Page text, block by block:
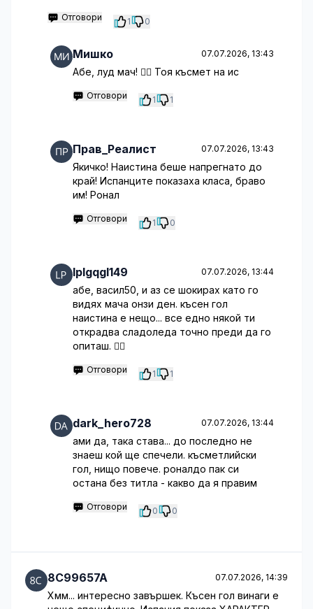
Отговори 1 0
Мишко 07.07.2026, 13:43
Абе, луд мач! 🤦‍♀️ Тоя късмет на ис
Отговори 1 1
Прав_Реалист 07.07.2026, 13:43
Якичко! Наистина беше напрегнато до
край! Испанците показаха класа, браво
им! Ронал
Отговори 1 0
lplgqgl149 07.07.2026, 13:44
абе, васил50, и аз се шокирах като го
видях мача онзи ден. късен гол
наистина е нещо... все едно някой ти
открадва сладоледа точно преди да го
опиташ. 🤦‍♂️
Отговори 1 1
dark_hero728 07.07.2026, 13:44
ами да, така става... до последно не
знаеш кой ще спечели. късметлийски
гол, нищо повече. роналдо пак си
остана без титла - какво да я правим
Отговори 0 0
8C99657A 07.07.2026, 14:39
Хмм... интересно завършек. Късен гол винаги е